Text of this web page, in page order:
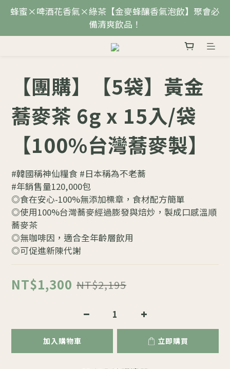
蜂蜜×啤酒花香氣×綠茶【金麥蜂釀香氣泡飲】聚會必
備清爽飲品！
【團購】【5袋】黃金
蕎麥茶 6g x 15入/袋
【100%台灣蕎麥製】
#韓國稱神仙糧食 #日本稱為不老蕎
#年銷售量120,000包
◎食在安心-100%無添加標章，食材配方簡單
◎使用100%台灣蕎麥經過膨發與焙炒，製成口感溫順
蕎麥茶
◎無咖啡因，適合全年齡層飲用
◎可促進新陳代謝
NT$1,300 NT$2,195
加入購物車 立即購買